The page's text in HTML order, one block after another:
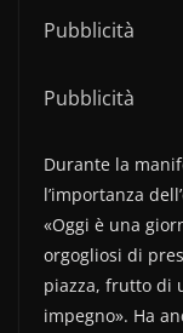
Pubblicità
Pubblicità
Durante la
l’importanza
«Oggi è una
orgogliosi di
piazza, frutto di
impegno». Ha